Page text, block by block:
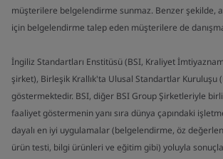
müşterilere belgelendirme sunmaz. Benzer şekilde,
için belgelendirme talep eden müşterilere de
İngiliz Standartları Enstitüsü (BSI, Kraliyet
şirket), Birleşik Krallık'ta Ulusal Standartlar Kuruluşu
göstermektedir. BSI, diğer BSI Group Şirketleriyle
faaliyet göstermenin yanı sıra dünya çapındaki
dayalı en iyi uygulamalar (belgelendirme, öz
ürün testi, bilgi ürünleri ve eğitim gibi) yoluyla